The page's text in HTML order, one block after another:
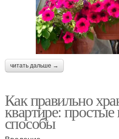
читать дальше →
Как правильно
квартире:
способы